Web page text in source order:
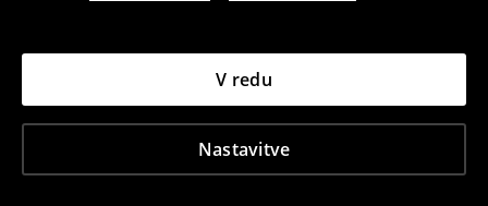
Nastavitve
V redu